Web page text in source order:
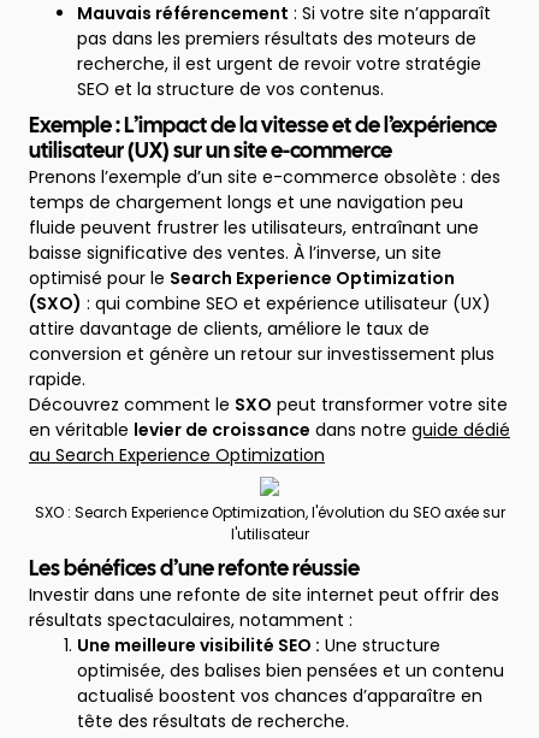
Mauvais référencement : Si votre site n’apparaît
pas dans les premiers résultats des moteurs de
recherche, il est urgent de revoir votre stratégie
SEO et la structure de vos contenus.
Exemple : L’impact de la vitesse et de l’expérience
utilisateur (UX) sur un site e-commerce
Prenons l’exemple d’un site e-commerce obsolète : des
temps de chargement longs et une navigation peu
fluide peuvent frustrer les utilisateurs, entraînant une
baisse significative des ventes. À l’inverse, un site
optimisé pour le Search Experience Optimization
(SXO) : qui combine SEO et expérience utilisateur (UX)
attire davantage de clients, améliore le taux de
conversion et génère un retour sur investissement plus
rapide.
Découvrez comment le SXO peut transformer votre site
en véritable levier de croissance dans notre guide dédié
au Search Experience Optimization
SXO : Search Experience Optimization, l'évolution du SEO axée sur
l'utilisateur
Les bénéfices d’une refonte réussie
Investir dans une refonte de site internet peut offrir des
résultats spectaculaires, notamment :
Une meilleure visibilité SEO : Une structure
optimisée, des balises bien pensées et un contenu
actualisé boostent vos chances d’apparaître en
tête des résultats de recherche.